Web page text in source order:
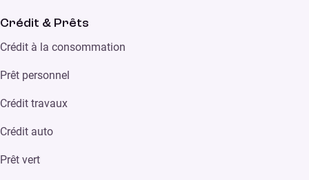
Crédit & Prêts
Crédit à la consommation
Prêt personnel
Crédit travaux
Crédit auto
Prêt vert